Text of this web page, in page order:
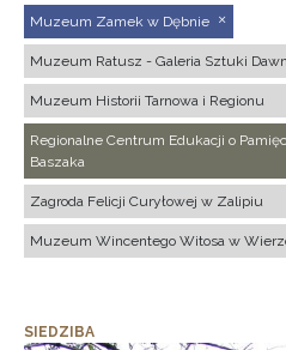
Muzeum Zamek w Dębnie
Muzeum Ratusz - Galeria Sztuki
Muzeum Historii Tarnowa i Regionu
Regionalne Centrum Edukacji o
Baszaka
Zagroda Felicji Curyłowej w Zalipiu
Muzeum Wincentego Witosa w
SIEDZIBA